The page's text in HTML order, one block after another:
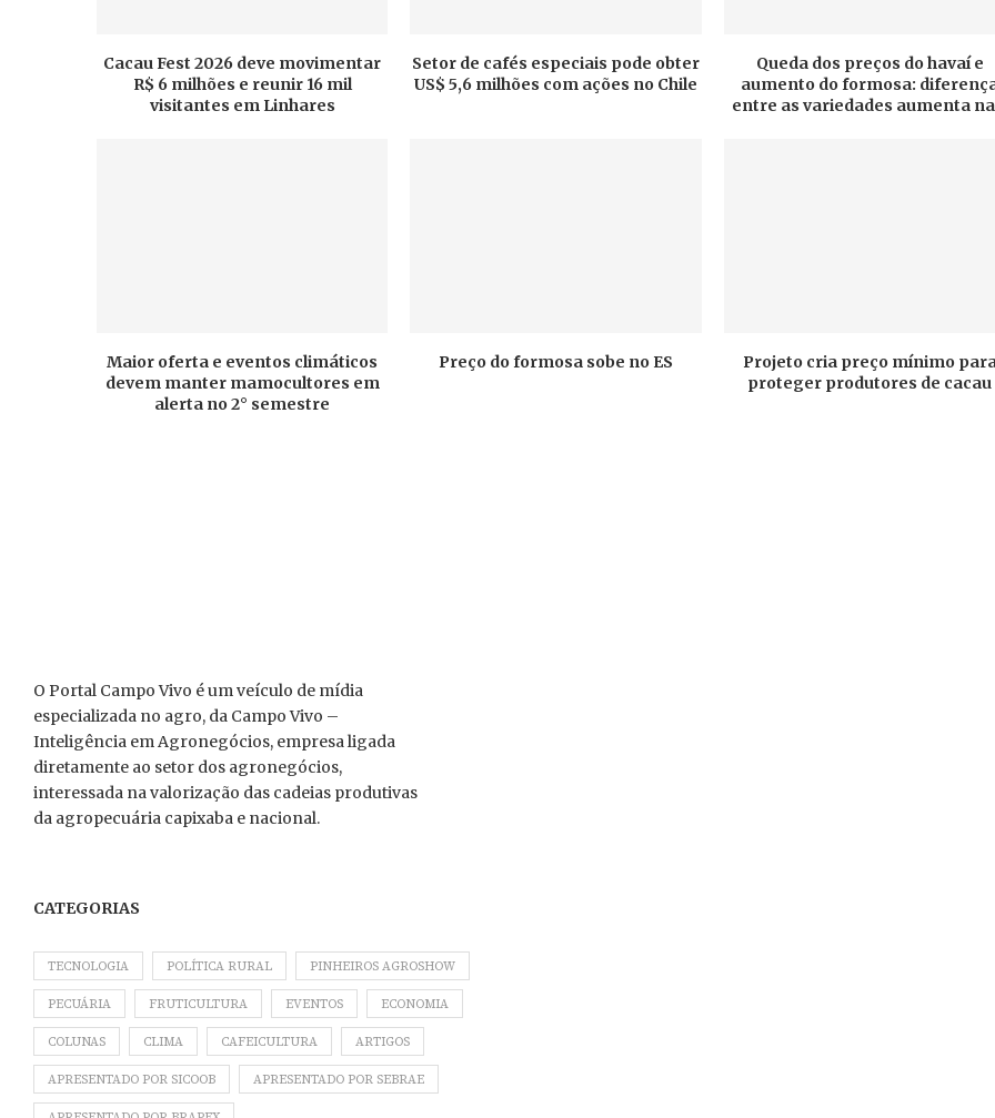
Cacau Fest 2026 deve movimentar
R$ 6 milhões e reunir 16 mil
visitantes em Linhares
Setor de cafés especiais pode obter
US$ 5,6 milhões com ações no Chile
Queda dos preços do havaí e
aumento do formosa:
entre as variedades aumenta
Maior oferta e eventos climáticos
devem manter mamocultores em
alerta no 2° semestre
Preço do formosa sobe no ES
Projeto cria preço mínimo
proteger produtores de cacau
O Portal Campo Vivo é um veículo de mídia
especializada no agro, da Campo Vivo –
Inteligência em Agronegócios, empresa ligada
diretamente ao setor dos agronegócios,
interessada na valorização das cadeias produtivas
da agropecuária capixaba e nacional.
CATEGORIAS
TECNOLOGIA POLÍTICA RURAL PINHEIROS AGROSHOW
PECUÁRIA FRUTICULTURA EVENTOS ECONOMIA
COLUNAS CLIMA CAFEICULTURA ARTIGOS
APRESENTADO POR SICOOB APRESENTADO POR SEBRAE